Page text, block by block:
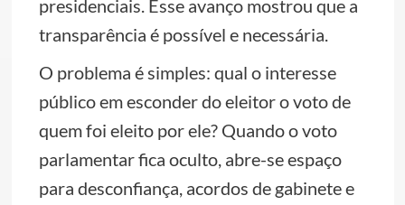
presidenciais. Esse avanço mostrou que a
transparência é possível e necessária.
O problema é simples: qual o interesse
público em esconder do eleitor o voto de
quem foi eleito por ele? Quando o voto
parlamentar fica oculto, abre-se espaço
para desconfiança, acordos de gabinete e